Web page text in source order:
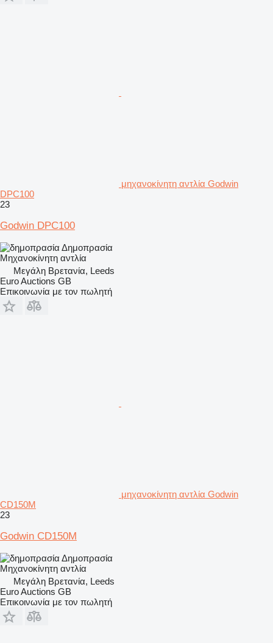
μηχανοκίνητη αντλία Godwin
DPC100
23
Godwin DPC100
Δημοπρασία
Μηχανοκίνητη αντλία
Μεγάλη Βρετανία, Leeds
Euro Auctions GB
Επικοινωνία με τον πωλητή
μηχανοκίνητη αντλία Godwin
CD150M
23
Godwin CD150M
Δημοπρασία
Μηχανοκίνητη αντλία
Μεγάλη Βρετανία, Leeds
Euro Auctions GB
Επικοινωνία με τον πωλητή